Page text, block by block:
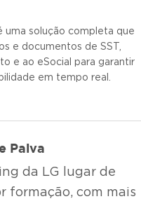
uma solução completa que
e documentos de SST,
e ao eSocial para garantir
em tempo real.
Paiva
da LG lugar de
formação, com mais